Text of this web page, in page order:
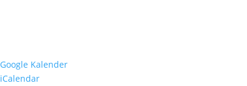
Google Kalender
iCalendar